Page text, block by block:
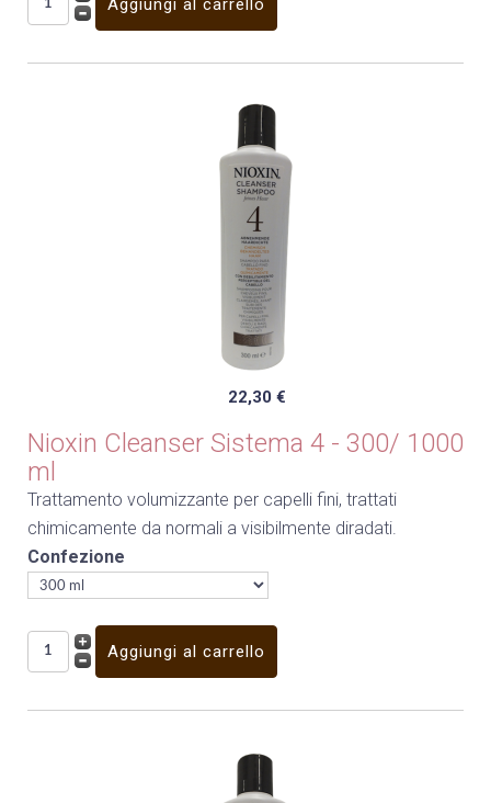
22,30 €
Nioxin Cleanser Sistema 4 - 300/ 1000
ml
Trattamento volumizzante per capelli fini, trattati
chimicamente da normali a visibilmente diradati.
Confezione